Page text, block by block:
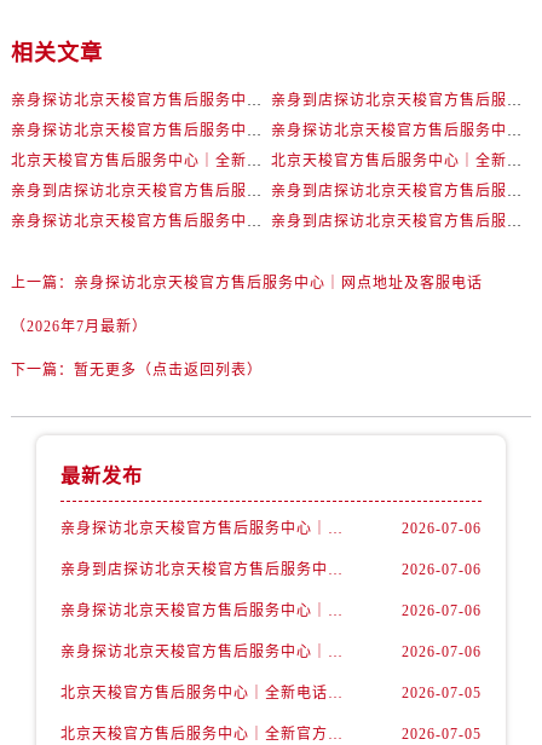
相关文章
上一篇： 亲身探访北京天梭官方售后服务中心｜网点地址及客服电话
（2026年7月最新）
下一篇： 暂无更多（点击返回列表）
最新发布
2026-07-06
2026-07-06
2026-07-06
2026-07-06
2026-07-05
2026-07-05